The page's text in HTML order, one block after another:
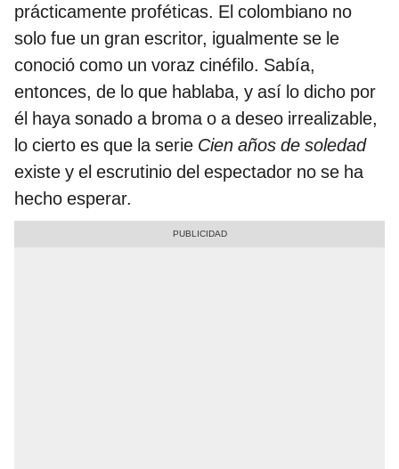
prácticamente proféticas. El colombiano no
solo fue un gran escritor, igualmente se le
conoció como un voraz cinéfilo. Sabía,
entonces, de lo que hablaba, y así lo dicho por
él haya sonado a broma o a deseo irrealizable,
lo cierto es que la serie Cien años de soledad
existe y el escrutinio del espectador no se ha
hecho esperar.